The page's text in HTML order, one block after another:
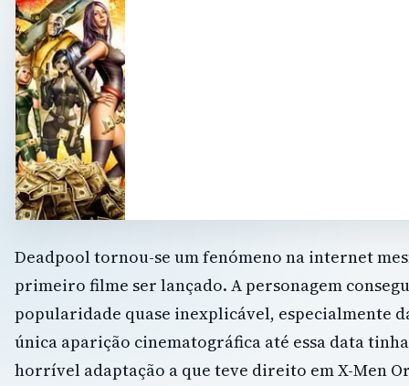
Deadpool tornou-se um fenómeno na internet
primeiro filme ser lançado. A personagem
popularidade quase inexplicável, especialmente
única aparição cinematográfica até essa data
horrível adaptação a que teve direito em X-Men